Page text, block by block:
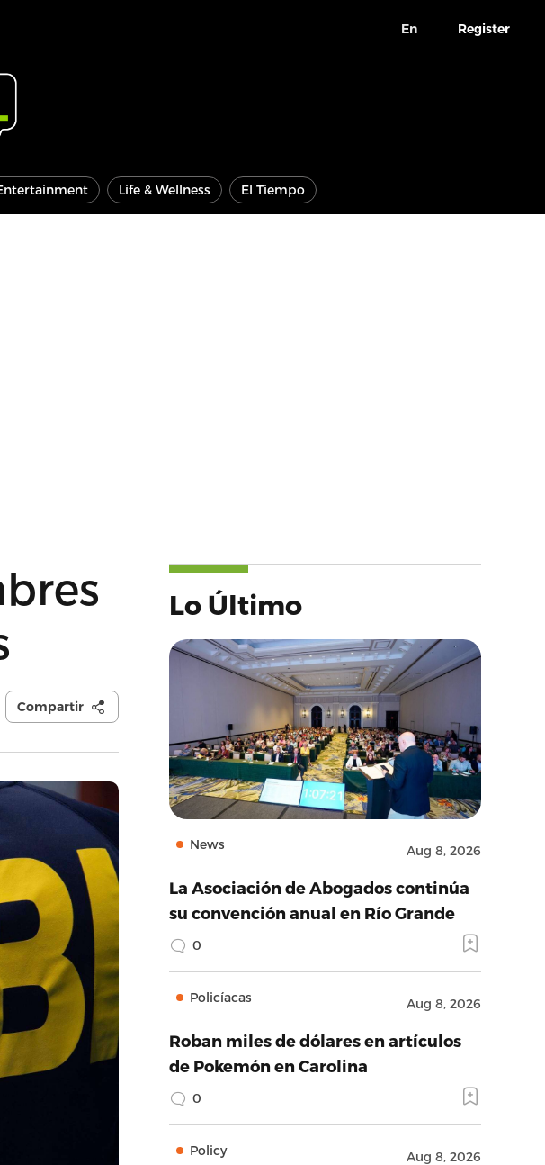
En Register
Life & Wellness El Tiempo
Compartir
Lo Último
News Aug 8, 2026
La Asociación de Abogados continúa
su convención anual en Río Grande
0
Policíacas Aug 8, 2026
Roban miles de dólares en artículos
de Pokemón en Carolina
0
Policy Aug 8, 2026